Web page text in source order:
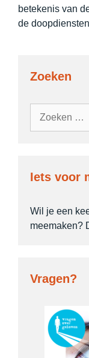
betekenis van
de
Zoeken
Iets voor
Wil je een
meemaken?
Vragen?